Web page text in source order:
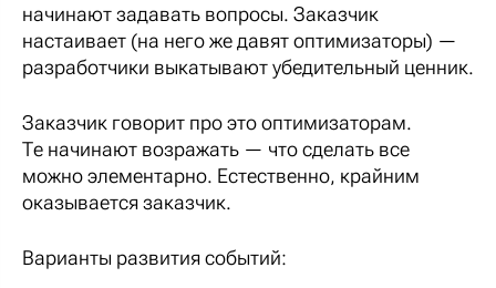
начинают задавать вопросы. Заказчик
настаивает (на него же давят оптимизаторы) —
разработчики выкатывают убедительный ценник.
Заказчик говорит про это оптимизаторам.
Те начинают возражать — что сделать все
можно элементарно. Естественно, крайним
оказывается заказчик.
Варианты развития событий: